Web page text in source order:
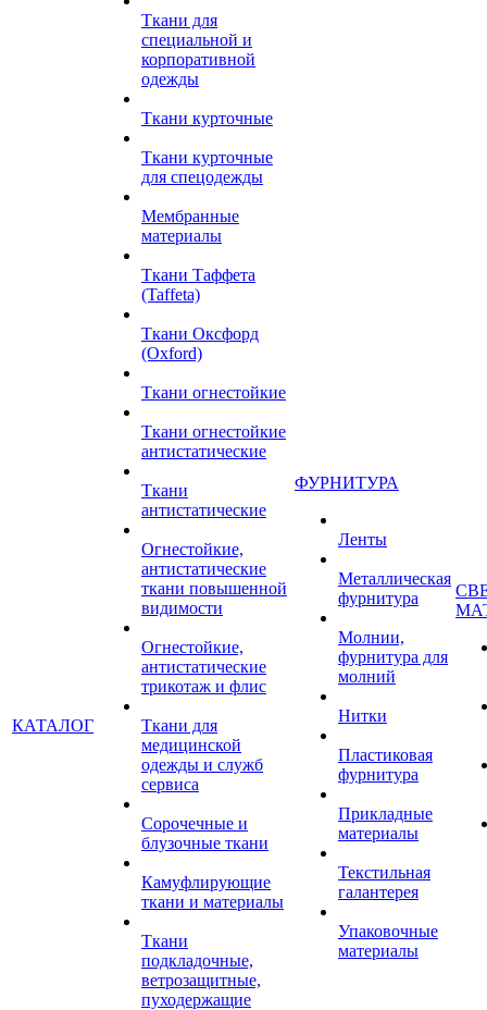
КАТАЛОГ
Ткани для
специальной и
корпоративной
одежды
Ткани курточные
Ткани курточные
для спецодежды
Мембранные
материалы
Ткани Таффета
(Taffeta)
Ткани Оксфорд
(Oxford)
Ткани огнестойкие
Ткани огнестойкие
антистатические
Ткани
антистатические
Огнестойкие,
антистатические
ткани повышенной
видимости
Огнестойкие,
антистатические
трикотаж и флис
Ткани для
медицинской
одежды и служб
сервиса
Сорочечные и
блузочные ткани
Камуфлирующие
ткани и материалы
Ткани
подкладочные,
ветрозащитные,
пуходержащие
ФУРНИТУРА
Ленты
Металлическая
фурнитура
Молнии,
фурнитура для
молний
Нитки
Пластиковая
фурнитура
Прикладные
материалы
Текстильная
галантерея
Упаковочные
материалы